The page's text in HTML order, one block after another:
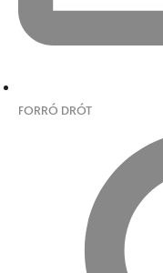
FORRÓ DRÓT